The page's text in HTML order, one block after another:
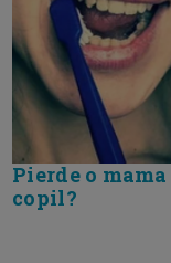
Pierde o
copil?